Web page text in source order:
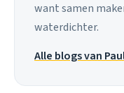
want samen
waterdichter.
Alle blogs van